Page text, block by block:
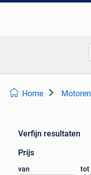
Home Motoren
Verfijn resultaten
Prijs
van tot